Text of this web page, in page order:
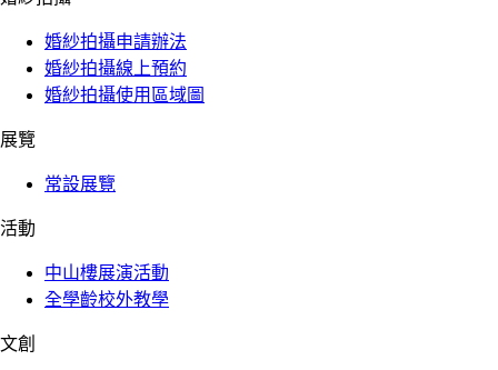
婚紗拍攝申請辦法
婚紗拍攝線上預約
婚紗拍攝使用區域圖
展覽
常設展覽
活動
中山樓展演活動
全學齡校外教學
文創